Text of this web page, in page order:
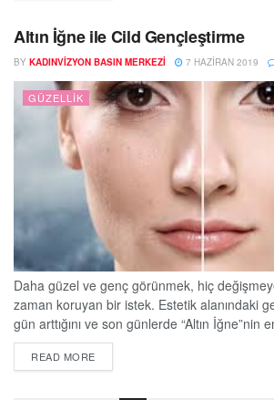
Hastanesi Plastik, Rekonstrüktif ve Estetik
Dr....
Altın İğne ile Cild Gençleştirme
BY KADINVIZYON BASIN MERKEZI 7 HAZIRAN 2019
GÜZELLIK
Daha güzel ve genç görünmek, hiç
zaman koruyan bir istek. Estetik alanındaki
gün arttığını ve son günlerde “Altın İğne”nin
gençleştirme yöntemlerinden biri olduğunu
Merkezi Deri Hastalıkları Uzmanı Dr. Figen
pürüzsüz görünümünü sağlayan...
READ MOREDETAILS